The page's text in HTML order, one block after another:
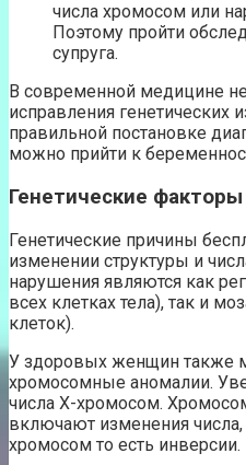
числа хромосом или
Поэтому пройти
супруга.
В современной медицине
исправления генетических
правильной постановке
можно прийти к
Генетические
Генетические причины
изменении структуры и
нарушения являются как
всех клетках тела), так и
клеток).
У здоровых женщин также
хромосомные аномалии.
числа Х-хромосом.
включают изменения
хромосом то есть инверсии.